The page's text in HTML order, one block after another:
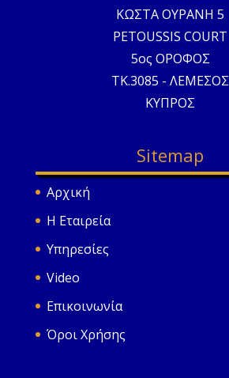
ΚΩΣΤΑ ΟΥΡΑΝΗ 5
PETOUSSIS COURT
5ος ΟΡΟΦΟΣ
ΤΚ.3085 - ΛΕΜΕΣΟΣ
ΚΥΠΡΟΣ
Sitemap
Αρχική
Η Εταιρεία
Υπηρεσίες
Video
Επικοινωνία
Όροι Χρήσης